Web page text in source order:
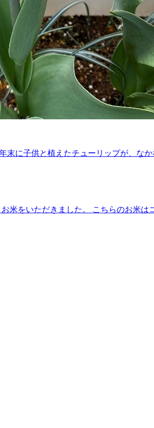
末に子供と植えたチューリップが、な
米をいただきました。 こちらのお米